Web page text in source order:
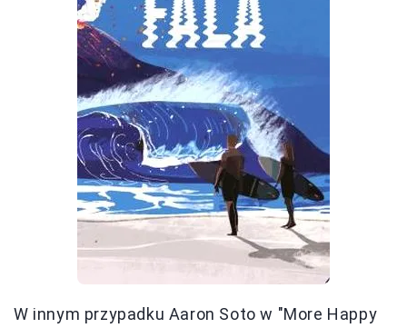
W innym przypadku Aaron Soto w "More Happy